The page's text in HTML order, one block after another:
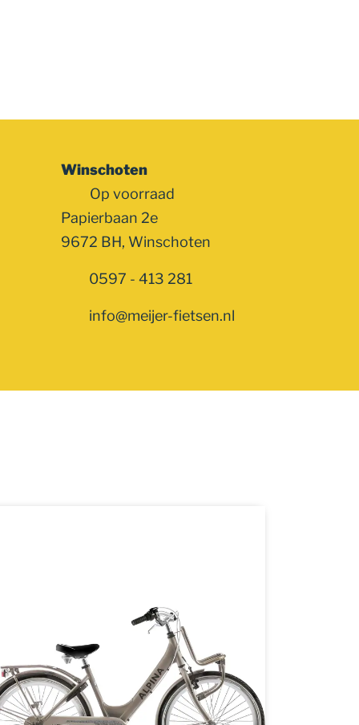
Winschoten
Op voorraad
Papierbaan 2e
9672 BH, Winschoten
0597 - 413 281
info@meijer-fietsen.nl